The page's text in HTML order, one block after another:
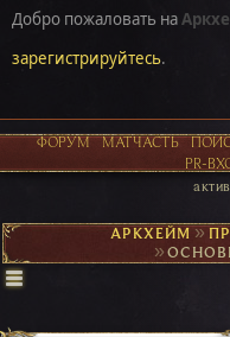
Добро пожаловать на
зарегистрируйтесь.
ФОРУМ МАТЧАСТЬ
PR-
АРКХЕЙМ►
►